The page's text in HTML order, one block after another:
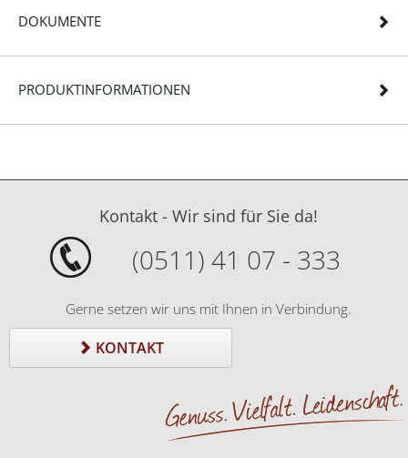
DOKUMENTE
PRODUKTINFORMATIONEN
Kontakt - Wir sind für Sie da!
(0511) 41 07 - 333
Gerne setzen wir uns mit Ihnen in Verbindung.
KONTAKT